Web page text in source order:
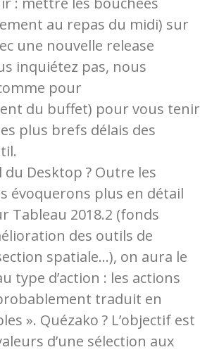
au repas du midi) sur
une nouvelle release
inquiétez pas, nous
pour
du buffet) pour vous tenir
plus brefs délais des
du Desktop ? Outre les
évoquerons plus en détail
Tableau 2018.2 (fonds
des outils de
spatiale…), on aura le
type d’action : les actions
traduit en
». Quézako ? L’objectif est
d’une sélection aux